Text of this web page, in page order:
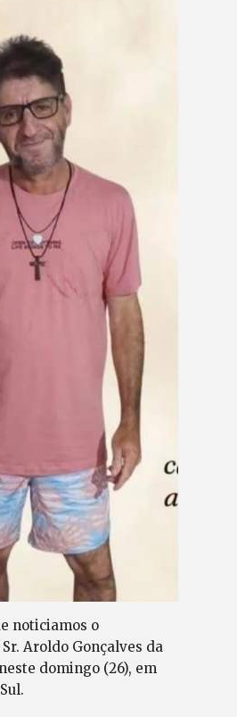
noticiamos o
Aroldo Gonçalves da
domingo (26), em